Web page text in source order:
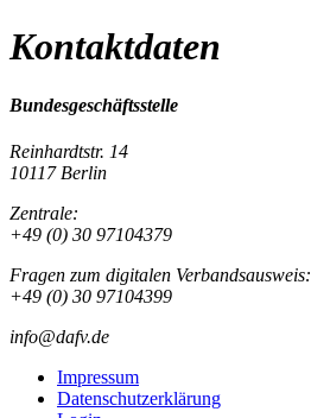
Kontaktdaten
Bundesgeschäftsstelle
Reinhardtstr. 14
10117 Berlin
Zentrale:
+49 (0) 30 97104379
Fragen zum digitalen Verbandsausweis:
+49 (0) 30 97104399
info@dafv.de
Impressum
Datenschutzerklärung